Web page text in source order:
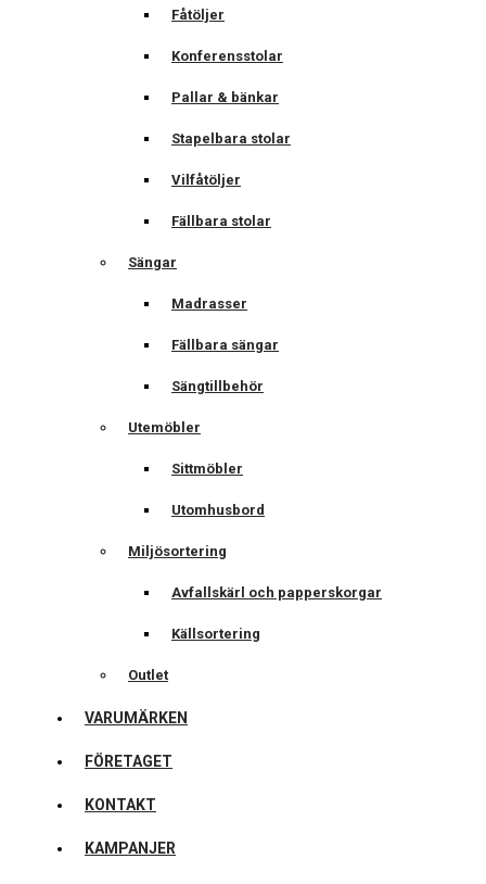
Fåtöljer
Konferensstolar
Pallar & bänkar
Stapelbara stolar
Vilfåtöljer
Fällbara stolar
Sängar
Madrasser
Fällbara sängar
Sängtillbehör
Utemöbler
Sittmöbler
Utomhusbord
Miljösortering
Avfallskärl och papperskorgar
Källsortering
Outlet
VARUMÄRKEN
FÖRETAGET
KONTAKT
KAMPANJER